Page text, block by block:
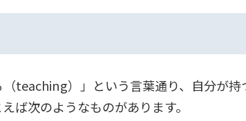
teaching）」という言葉通り、自分が持
ば次のようなものがあります。